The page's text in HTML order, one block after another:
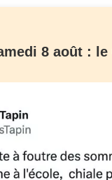
8 août :